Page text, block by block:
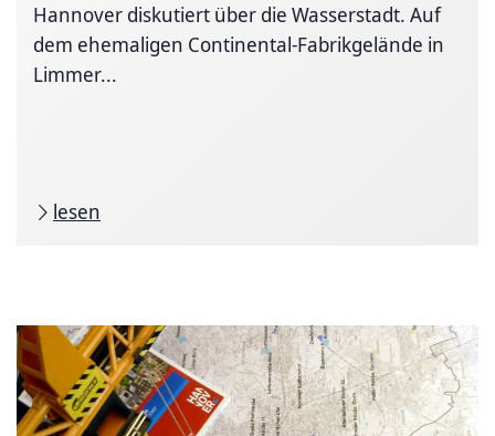
Hannover diskutiert über die Wasserstadt. Auf
dem ehemaligen Continental-Fabrikgelände in
Limmer...
lesen